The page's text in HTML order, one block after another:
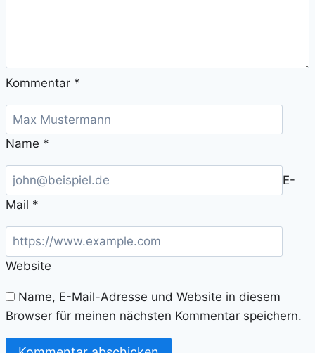
Kommentar *
Name *
E-
Mail *
Website
Name, E-Mail-Adresse und Website in diesem
Browser für meinen nächsten Kommentar speichern.